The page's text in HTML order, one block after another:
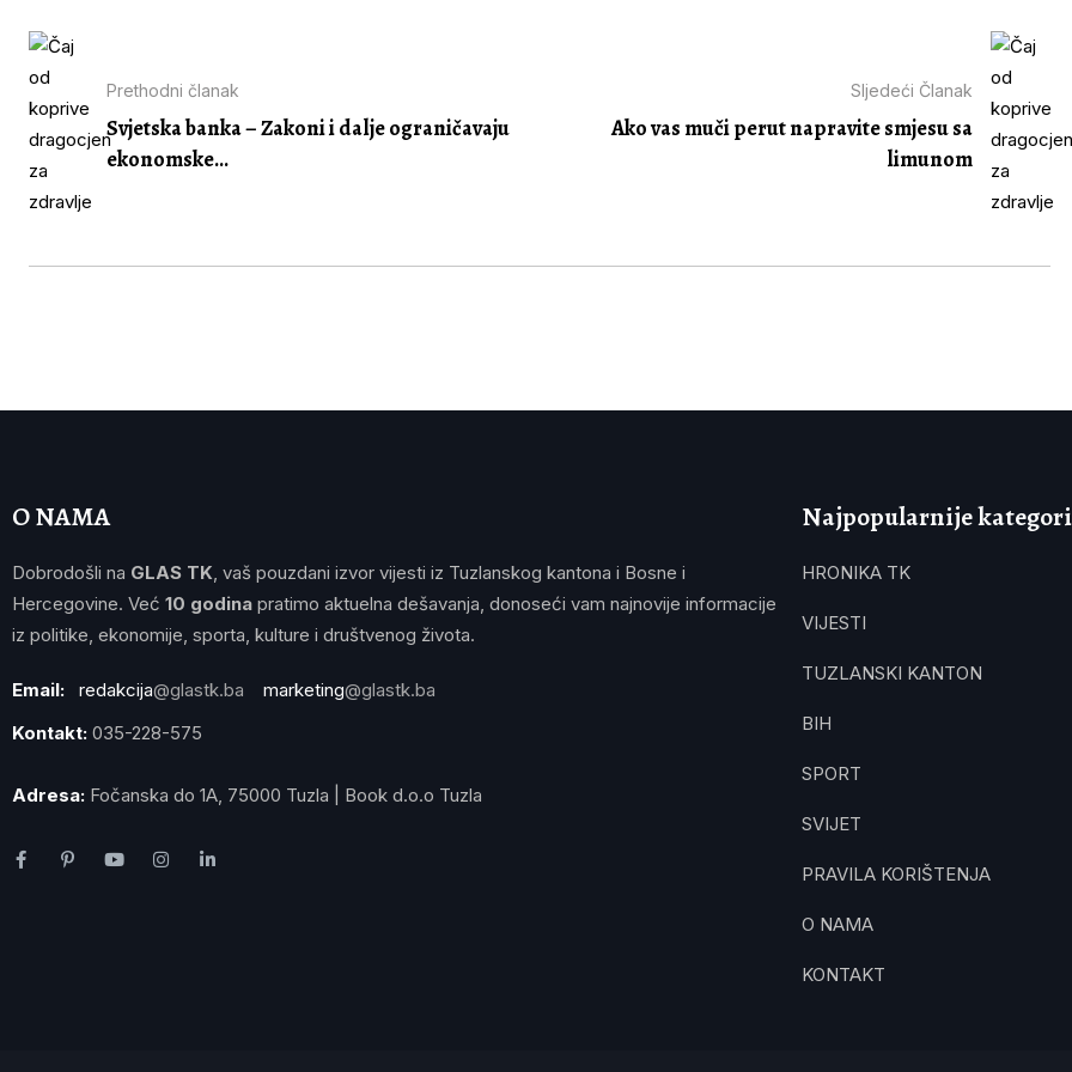
Prethodni članak
Svjetska banka – Zakoni i dalje ograničavaju
ekonomske...
Sljedeći Članak
Ako vas muči perut napravite smjesu sa
limunom
O NAMA
Dobrodošli na GLAS TK, vaš pouzdani izvor vijesti iz Tuzlanskog kantona i Bosne i
Hercegovine. Već 10 godina pratimo aktuelna dešavanja, donoseći vam najnovije informacije
iz politike, ekonomije, sporta, kulture i društvenog života.
Email: redakcija@glastk.ba marketing@glastk.ba
Kontakt: 035-228-575
Adresa: Fočanska do 1A, 75000 Tuzla | Book d.o.o Tuzla
Najpopularnije
HRONIKA TK
VIJESTI
TUZLANSKI KANTON
BIH
SPORT
SVIJET
PRAVILA KORIŠTENJA
O NAMA
KONTAKT